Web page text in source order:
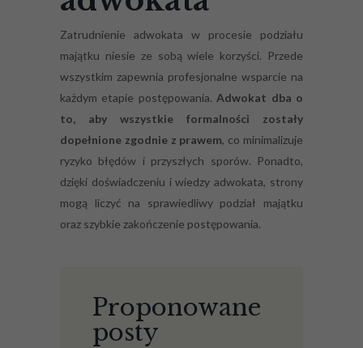
Zatrudnienie adwokata w procesie podziału
majątku niesie ze sobą wiele korzyści. Przede
wszystkim zapewnia profesjonalne wsparcie na
każdym etapie postępowania.Adwokat dba o
to, aby wszystkie formalności zostały
dopełnione zgodnie z prawem, co minimalizuje
ryzyko błędów i przyszłych sporów. Ponadto,
dzięki doświadczeniu i wiedzy adwokata, strony
mogą liczyć na sprawiedliwy podział majątku
oraz szybkie zakończenie postępowania.
Proponowane
posty